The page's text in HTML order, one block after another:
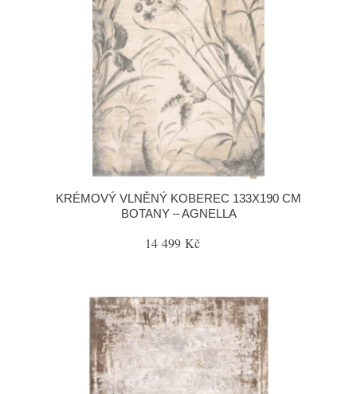
KRÉMOVÝ VLNĚNÝ KOBEREC 133X190 CM
BOTANY – AGNELLA
14 499 Kč